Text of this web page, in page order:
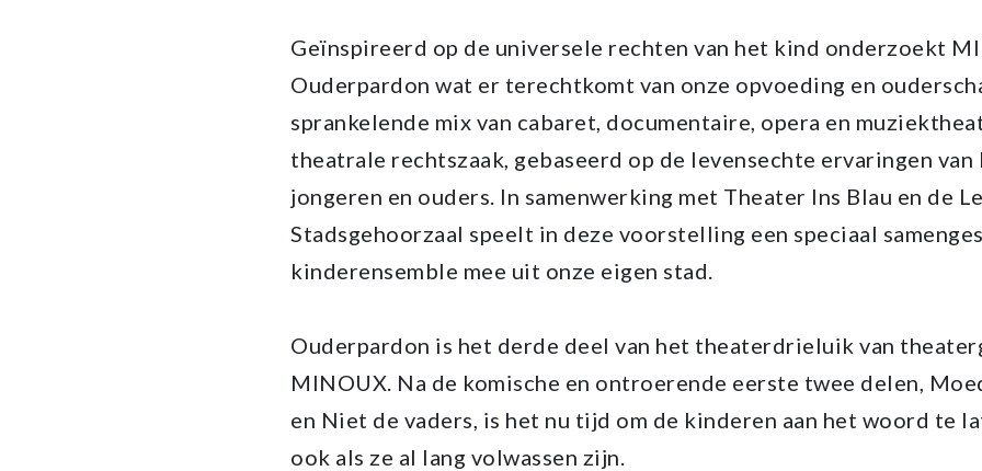
Geïnspireerd op de universele rechten van het kind onderzoekt
Ouderpardon wat er terechtkomt van onze opvoeding en
sprankelende mix van cabaret, documentaire, opera en
theatrale rechtszaak, gebaseerd op de levensechte ervaringen
jongeren en ouders. In samenwerking met Theater Ins Blau en de
Stadsgehoorzaal speelt in deze voorstelling een speciaal
kinderensemble mee uit onze eigen stad.
Ouderpardon is het derde deel van het theaterdrieluik van
MINOUX. Na de komische en ontroerende eerste twee delen,
en Niet de vaders, is het nu tijd om de kinderen aan het woord te
ook als ze al lang volwassen zijn.